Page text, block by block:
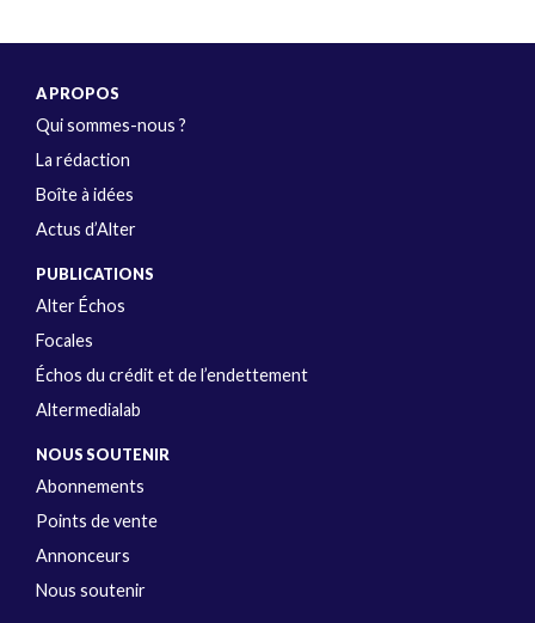
A PROPOS
Qui sommes-nous ?
La rédaction
Boîte à idées
Actus d’Alter
PUBLICATIONS
Alter Échos
Focales
Échos du crédit et de l’endettement
Altermedialab
NOUS SOUTENIR
Abonnements
Points de vente
Annonceurs
Nous soutenir